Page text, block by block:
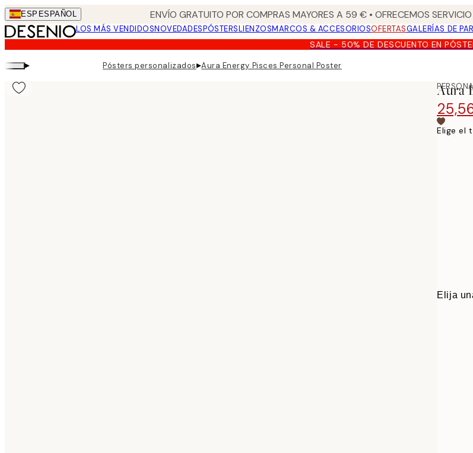
Skip
to
main
content.
ESP ESPAÑOL ENVÍO GRATUITO POR COMPRAS MAYORES A 59 € • OFRECEMOS
LOS MÁS VENDIDOSNOVEDADESPÓSTERSLIENZOSMARCOS & ACCESORIOSOFERTASGALERÍAS DE
SALE - 50% DE DESCUENTO EN
▸ Pósters personalizados▸Aura Energy Pisces Personal Poster
Aura
Elige el
Elija